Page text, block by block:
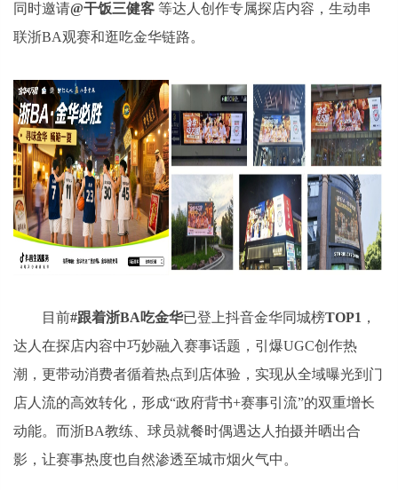
同时邀请@干饭三健客 等达人创作专属探店内容，生动串
联浙BA观赛和逛吃金华链路。
目前#跟着浙BA吃金华已登上抖音金华同城榜TOP1 ，
达人在探店内容中巧妙融入赛事话题，引爆UGC创作热
潮，更带动消费者循着热点到店体验，实现从全域曝光到门
店人流的高效转化，形成“政府背书+赛事引流”的双重增长
动能。而浙BA教练、球员就餐时偶遇达人拍摄并晒出合
影，让赛事热度也自然渗透至城市烟火气中。